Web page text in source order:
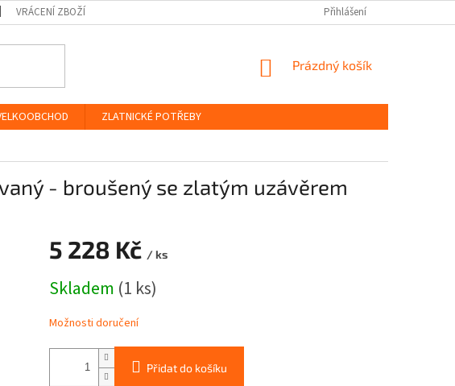
VRÁCENÍ ZBOŽÍ PODMÍNKY OCHRANY OSOBNÍCH ÚDAJŮ
Přihlášení
NÁKUPNÍ
Prázdný košík
ZLATNICKÉ POTŘEBY
- broušený se zlatým uzávěrem
5 228 Kč / ks
cena:
Skladem (1 ks)
Možnosti doručení
Přidat do košíku